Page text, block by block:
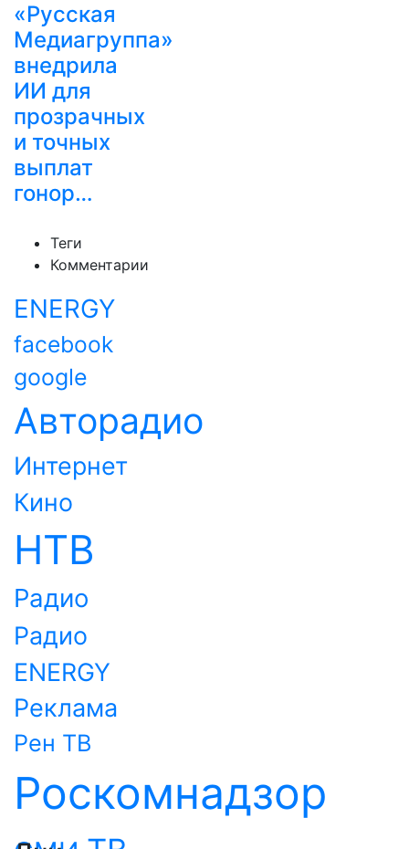
«Русская
Медиагруппа»
внедрила
ИИ для
прозрачных
и точных
выплат
гонор…
Теги
Комментарии
ENERGY
facebook
google
Авторадио
Интернет
Кино
НТВ
Радио
Радио
ENERGY
Реклама
Рен ТВ
Роскомнадзор